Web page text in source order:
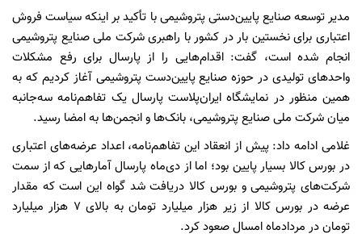
مدیر توسعه صنایع پایین‌دستی پتروشیمی با تأکید بر اینکه سیاست فروش
اعتباری برای نخستین بار در کشور با راهبری شرکت ملی صنایع پتروشیمی
انجام شده است، گفت: اقدام‌هایی را از پارسال برای رفع مشکلات
واحدهای تولیدی در حوزه صنایع پایین‌دست پتروشیمی آغاز کردیم که به
همین منظور در نمایشگاه ایران‌پلاست پارسال یک تفاهم‌نامه سه‌جانبه
میان شرکت ملی صنایع پتروشیمی، بانک‌ها و انجمن‌ها به امضا رسید.
غلامی ادامه داد: پیش از انعقاد این تفاهم‌نامه، اعداد عرضه‌های اعتباری
در بورس کالا بسیار پایین بود؛ اما از دی‌ماه پارسال آمارهایی که از سمت
شرکت‌های پتروشیمی و بورس کالا دریافت شد گواه این است که مقدار
عرضه در بورس کالا از زیر هزار میلیارد تومان به بالای ۷ هزار میلیارد
تومان در مردادماه امسال صعود کرد.